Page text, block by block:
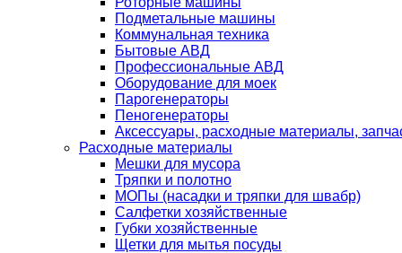
Подметальные машины
Коммунальная техника
Бытовые АВД
Профессиональные АВД
Оборудование для моек
Парогенераторы
Пеногенераторы
Аксессуары, расходные материалы,
Расходные материалы
Мешки для мусора
Тряпки и полотно
МОПы (насадки и тряпки для швабр)
Салфетки хозяйственные
Губки хозяйственные
Щетки для мытья посуды